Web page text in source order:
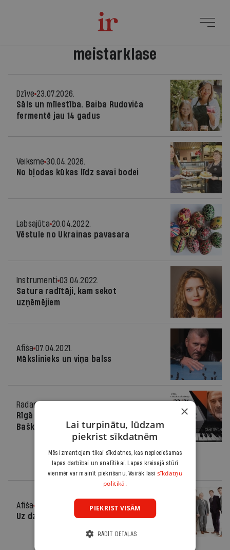
meistarklase
Dzīve 23.07.2026.
Sāls un mīlestība. Baiba Rudoviča
fermentē jau 14 gadus
Veiksme 30.04.2026.
No bļodas kūkas līdz savai bodei
Labsajūta 20.04.2022.
Vēstule no Ukrainas pavasara
Instrumenti 03.04.2022.
Satura radītāji, kam sekot
uzņēmējiem
Afiša 07.04.2021.
Mākslinieks un viņa balss
Radars
Rīgā notiks izcilā pianista Dmitrija
Baškirova atklātās meistarklases
Afiša
Uz dziesmas viļņa
×
Lai turpinātu, lūdzam
piekrist sīkdatnēm
Mēs izmantojam tikai sīkdatnes, kas nepieciešamas
lapas darbībai un analītikai. Lapas kreisajā stūrī
vienmēr var mainīt piekrišanu. Vairāk lasi sīkdatņu
politikā.
PIEKRIST VISĀM
RĀDĪT DETAĻAS